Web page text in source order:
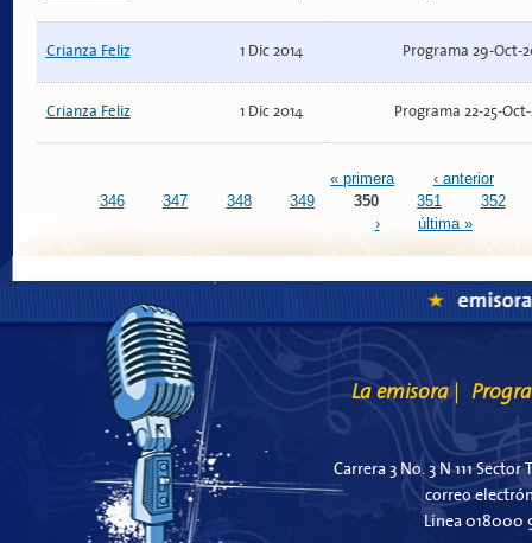
Crianza Feliz 1 Dic 2014 Programa 29-Oct-
Crianza Feliz 1 Dic 2014 Programa 22-25-
Páginas « primera
‹ anterior
346
347 348 349 350 351
352
›
última »
La emisora
Carrera 3 No. 3 N 111
correo
Línea 018000